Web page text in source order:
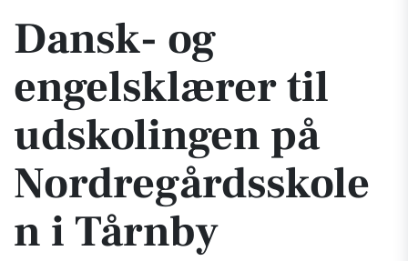
Dansk- og
engelsklærer til
udskolingen på
Nordregårdsskole
n i Tårnby